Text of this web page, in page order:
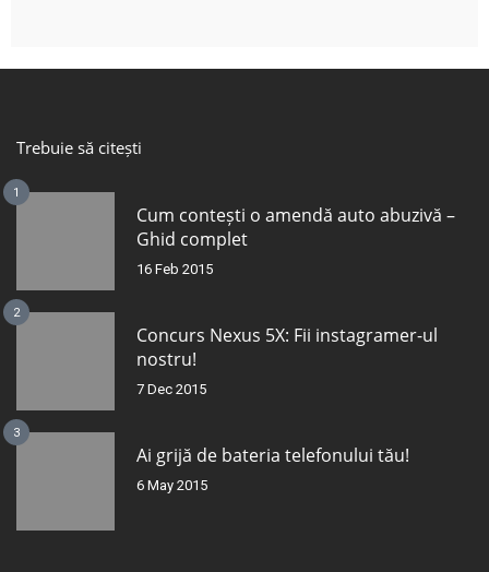
Trebuie să citești
1
Cum contești o amendă auto abuzivă –
Ghid complet
16 Feb 2015
2
Concurs Nexus 5X: Fii instagramer-ul
nostru!
7 Dec 2015
3
Ai grijă de bateria telefonului tău!
6 May 2015